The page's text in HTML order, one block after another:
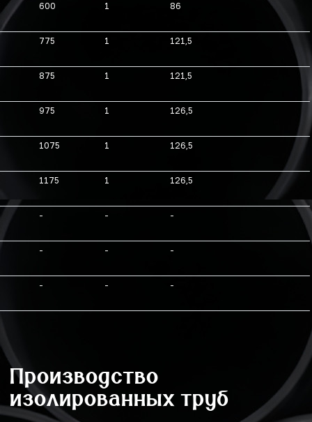
600 1 86
775 1 121,5
875 1 121,5
975 1 126,5
1075 1 126,5
1175 1 126,5
- - -
- - -
- - -
Производство
изолированных труб